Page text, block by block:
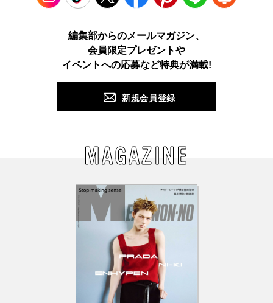
TikTok Facebook Pinterest LINE
編集部からのメールマガジン、
会員限定プレゼントや
イベントへの応募など特典が満載!
新規会員登録
MAGAZINE